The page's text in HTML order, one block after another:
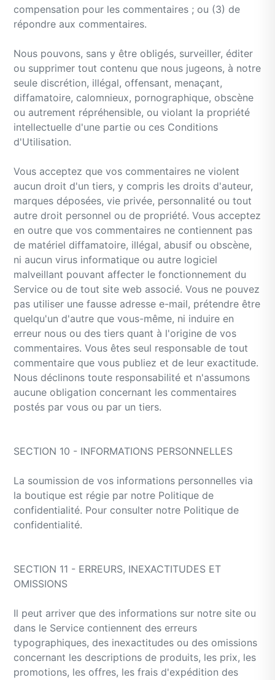
compensation pour les commentaires ; ou (3) de
répondre aux commentaires.
Nous pouvons, sans y être obligés, surveiller, éditer
ou supprimer tout contenu que nous jugeons, à notre
seule discrétion, illégal, offensant, menaçant,
diffamatoire, calomnieux, pornographique, obscène
ou autrement répréhensible, ou violant la propriété
intellectuelle d'une partie ou ces Conditions
d'Utilisation.
Vous acceptez que vos commentaires ne violent
aucun droit d'un tiers, y compris les droits d'auteur,
marques déposées, vie privée, personnalité ou tout
autre droit personnel ou de propriété. Vous acceptez
en outre que vos commentaires ne contiennent pas
de matériel diffamatoire, illégal, abusif ou obscène,
ni aucun virus informatique ou autre logiciel
malveillant pouvant affecter le fonctionnement du
Service ou de tout site web associé. Vous ne pouvez
pas utiliser une fausse adresse e-mail, prétendre être
quelqu'un d'autre que vous-même, ni induire en
erreur nous ou des tiers quant à l'origine de vos
commentaires. Vous êtes seul responsable de tout
commentaire que vous publiez et de leur exactitude.
Nous déclinons toute responsabilité et n'assumons
aucune obligation concernant les commentaires
postés par vous ou par un tiers.
SECTION 10 - INFORMATIONS PERSONNELLES
La soumission de vos informations personnelles via
la boutique est régie par notre Politique de
confidentialité. Pour consulter notre Politique de
confidentialité.
SECTION 11 - ERREURS, INEXACTITUDES ET
OMISSIONS
Il peut arriver que des informations sur notre site ou
dans le Service contiennent des erreurs
typographiques, des inexactitudes ou des omissions
concernant les descriptions de produits, les prix, les
promotions, les offres, les frais d'expédition des